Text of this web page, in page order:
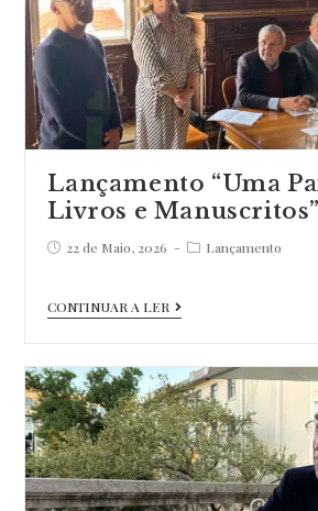
Lançamento “Uma
Livros e Manuscritos”
Post22 de Maio, 2026
PostLançamento
CONTINUAR A LER
Lançamento
Paixão,
Livros
e
Manuscritos”